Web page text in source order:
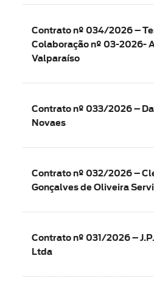
Contrato nº 034/2026 –
Colaboração nº 03-2026-
Valparaíso
Contrato nº 033/2026 –
Novaes
Contrato nº 032/2026 –
Gonçalves de Oliveira
Contrato nº 031/2026 –
Ltda